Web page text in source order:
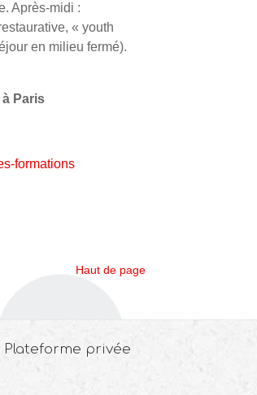
Après-midi :
« youth
en milieu fermé).
Paris
formations
Haut de page
Plateforme privée